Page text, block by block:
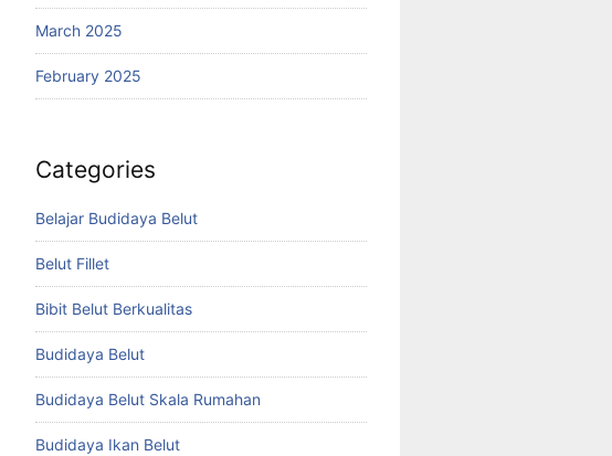
March 2025
February 2025
Categories
Belajar Budidaya Belut
Belut Fillet
Bibit Belut Berkualitas
Budidaya Belut
Budidaya Belut Skala Rumahan
Budidaya Ikan Belut